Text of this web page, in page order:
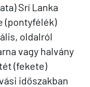
Srí Lanka
(pontyfélék)
oldalról
vagy halvány
(fekete)
időszakban